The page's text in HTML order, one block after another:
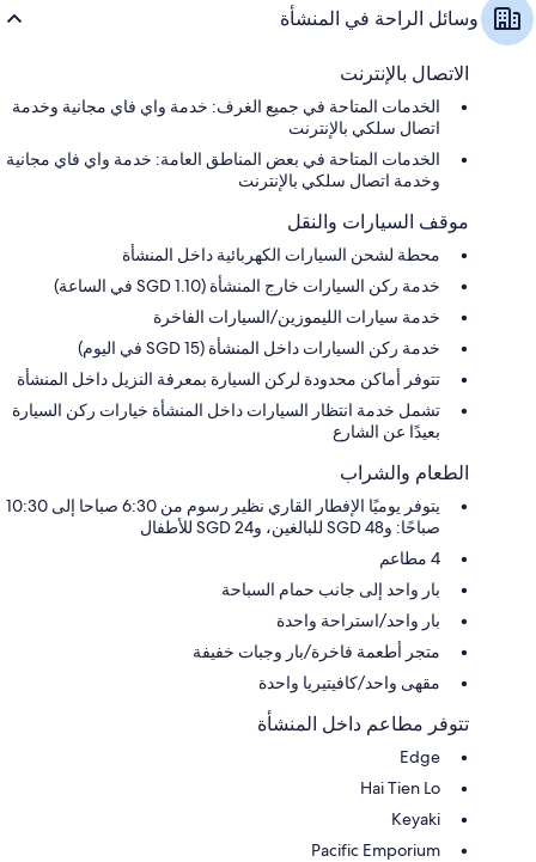
وسائل الراحة في المنشأة
الاتصال بالإنترنت
الخدمات المتاحة في جميع الغرف: خدمة واي فاي مجانية وخدمة
اتصال سلكي بالإنترنت
الخدمات المتاحة في بعض المناطق العامة: خدمة واي فاي مجانية
وخدمة اتصال سلكي بالإنترنت
موقف السيارات والنقل
محطة لشحن السيارات الكهربائية داخل المنشأة
خدمة ركن السيارات خارج المنشأة (SGD 1.10 في الساعة)
خدمة سيارات الليموزين/السيارات الفاخرة
خدمة ركن السيارات داخل المنشأة (SGD 15 في اليوم)
تتوفر أماكن محدودة لركن السيارة بمعرفة النزيل داخل المنشأة
تشمل خدمة انتظار السيارات داخل المنشأة خيارات ركن السيارة
بعيدًا عن الشارع
الطعام والشراب
يتوفر يوميًا الإفطار القاري نظير رسوم من 6:30 صباحا إلى 10:30
صباحًا: و48 SGD للبالغين، و24 SGD للأطفال
4 مطاعم
بار واحد إلى جانب حمام السباحة
بار واحد/استراحة واحدة
متجر أطعمة فاخرة/بار وجبات خفيفة
مقهى واحد/كافيتيريا واحدة
تتوفر مطاعم داخل المنشأة
Edge
Hai Tien Lo
Keyaki
Pacific Emporium